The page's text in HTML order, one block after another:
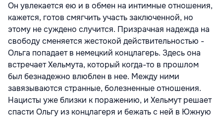
Он увлекается ею и в обмен на интимные отношения,
кажется, готов смягчить участь заключенной, но
этому не суждено случится. Призрачная надежда на
свободу сменяется жестокой действительностью -
Ольга попадает в немецкий концлагерь. Здесь она
встречает Хельмута, который когда-то в прошлом
был безнадежно влюблен в нее. Между ними
завязываются странные, болезненные отношения.
Нацисты уже близки к поражению, и Хельмут решает
спасти Ольгу из концлагеря и бежать с ней в Южную